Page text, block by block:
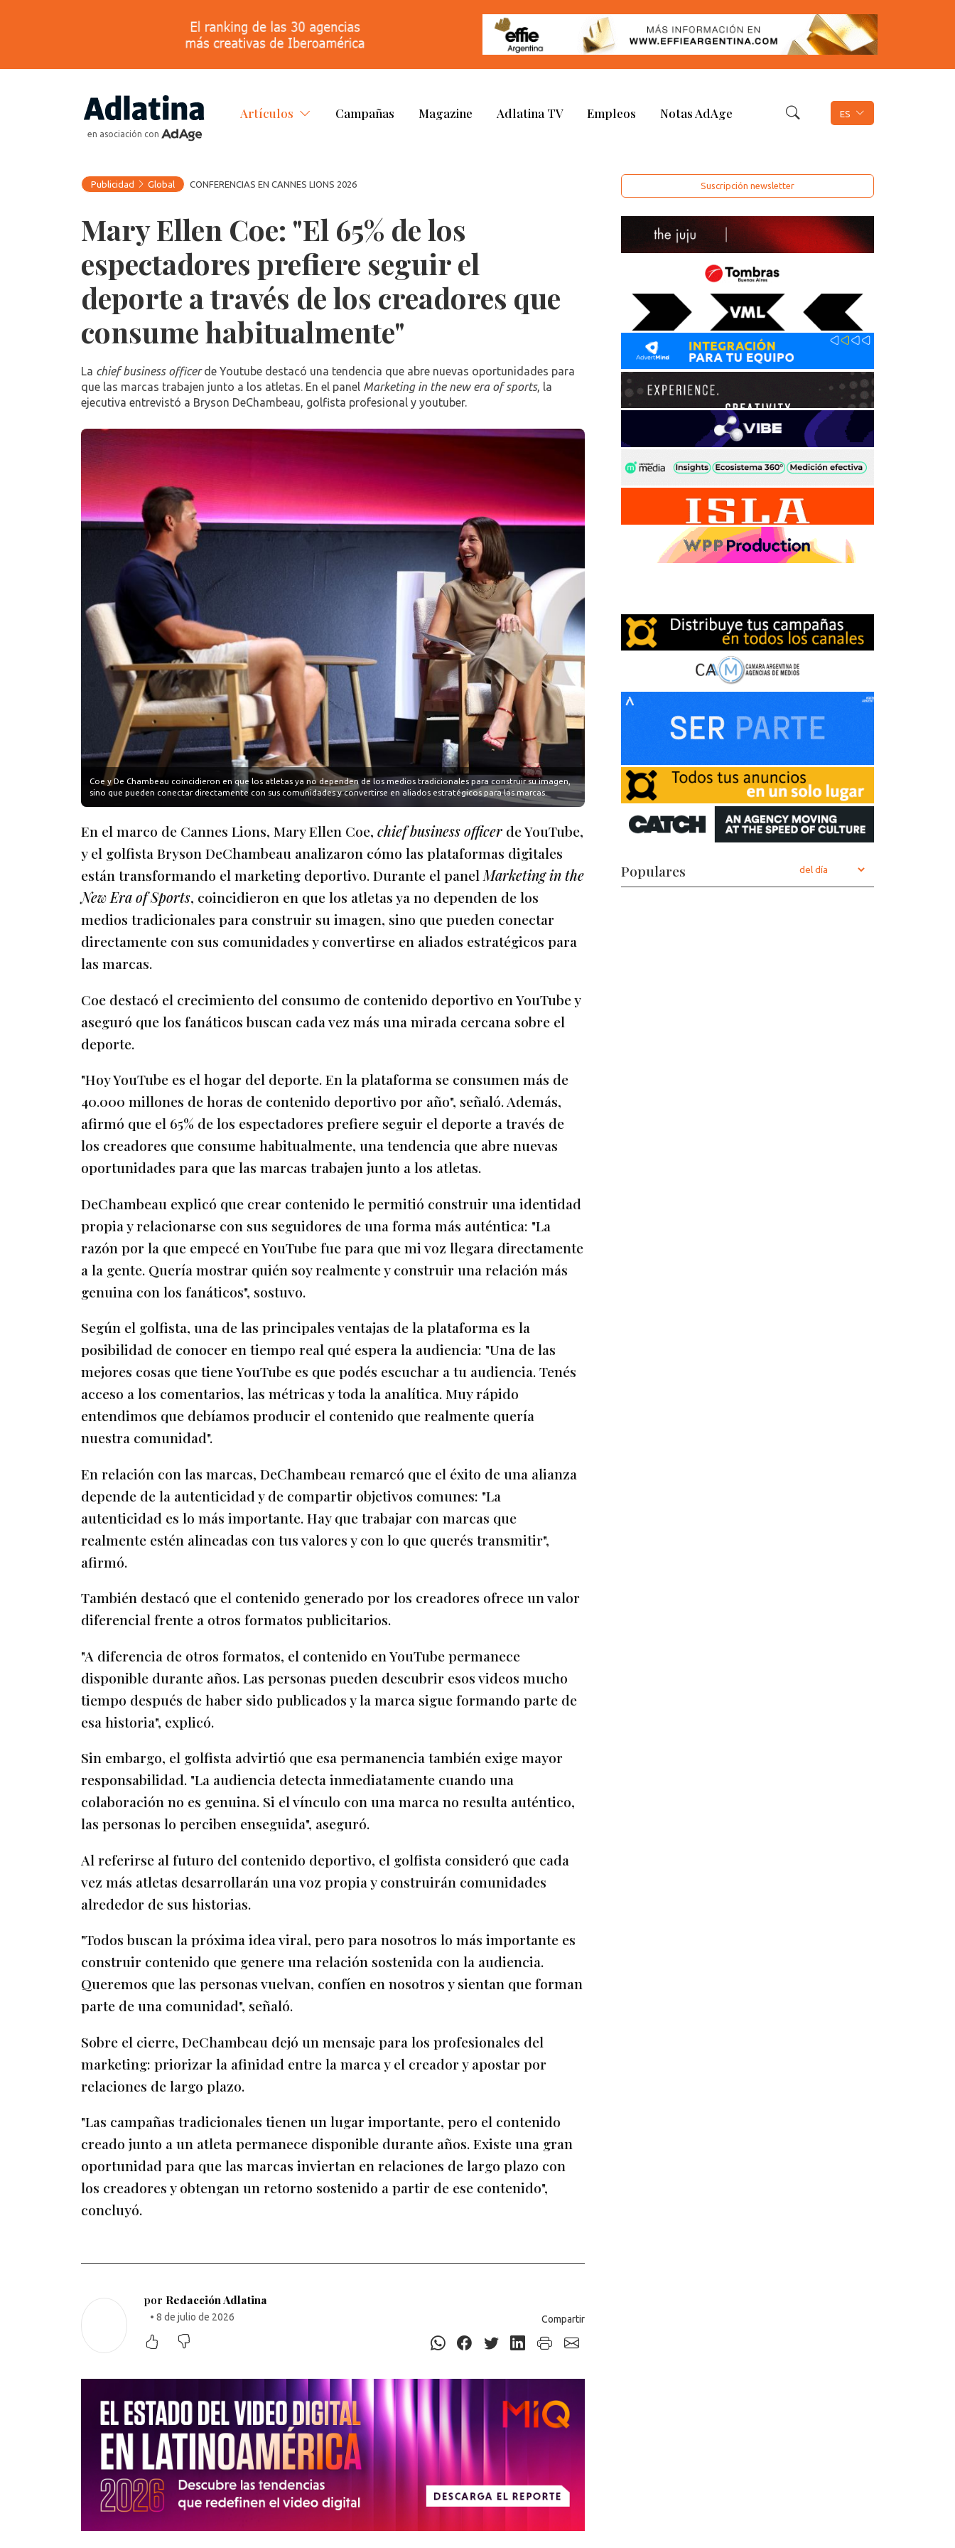
en asociación con
Artículos Campañas Magazine Adlatina TV Empleos Notas AdAge ES
Publicidad Global CONFERENCIAS EN CANNES LIONS 2026
Mary Ellen Coe: "El 65% de los
espectadores prefiere seguir el
deporte a través de los creadores que
consume habitualmente"
La chief business officerde Youtube destacó una tendencia que abre nuevas oportunidades para
que las marcas trabajen junto a los atletas. En el panel Marketing in the new era of sports, la
ejecutiva entrevistó a Bryson DeChambeau, golfista profesional y youtuber.
Coe y De Chambeau coincidieron en que los atletas ya no dependen de los medios tradicionales para construir su imagen,
sino que pueden conectar directamente con sus comunidades y convertirse en aliados estratégicos para las marcas.
En el marco de Cannes Lions, Mary Ellen Coe, chief business officer de YouTube,
y el golfista Bryson DeChambeau analizaron cómo las plataformas digitales
están transformando el marketing deportivo. Durante el panel Marketing in the
New Era of Sports, coincidieron en que los atletas ya no dependen de los
medios tradicionales para construir su imagen, sino que pueden conectar
directamente con sus comunidades y convertirse en aliados estratégicos para
las marcas.
Coe destacó el crecimiento del consumo de contenido deportivo en YouTube y
aseguró que los fanáticos buscan cada vez más una mirada cercana sobre el
deporte.
"Hoy YouTube es el hogar del deporte. En la plataforma se consumen más de
40.000 millones de horas de contenido deportivo por año", señaló. Además,
afirmó que el 65% de los espectadores prefiere seguir el deporte a través de
los creadores que consume habitualmente, una tendencia que abre nuevas
oportunidades para que las marcas trabajen junto a los atletas.
DeChambeau explicó que crear contenido le permitió construir una identidad
propia y relacionarse con sus seguidores de una forma más auténtica: "La
razón por la que empecé en YouTube fue para que mi voz llegara directamente
a la gente. Quería mostrar quién soy realmente y construir una relación más
genuina con los fanáticos", sostuvo.
Según el golfista, una de las principales ventajas de la plataforma es la
posibilidad de conocer en tiempo real qué espera la audiencia: "Una de las
mejores cosas que tiene YouTube es que podés escuchar a tu audiencia. Tenés
acceso a los comentarios, las métricas y toda la analítica. Muy rápido
entendimos que debíamos producir el contenido que realmente quería
nuestra comunidad".
En relación con las marcas, DeChambeau remarcó que el éxito de una alianza
depende de la autenticidad y de compartir objetivos comunes: "La
autenticidad es lo más importante. Hay que trabajar con marcas que
realmente estén alineadas con tus valores y con lo que querés transmitir",
afirmó.
También destacó que el contenido generado por los creadores ofrece un valor
diferencial frente a otros formatos publicitarios.
"A diferencia de otros formatos, el contenido en YouTube permanece
disponible durante años. Las personas pueden descubrir esos videos mucho
tiempo después de haber sido publicados y la marca sigue formando parte de
esa historia", explicó.
Sin embargo, el golfista advirtió que esa permanencia también exige mayor
responsabilidad. "La audiencia detecta inmediatamente cuando una
colaboración no es genuina. Si el vínculo con una marca no resulta auténtico,
las personas lo perciben enseguida", aseguró.
Al referirse al futuro del contenido deportivo, el golfista consideró que cada
vez más atletas desarrollarán una voz propia y construirán comunidades
alrededor de sus historias.
"Todos buscan la próxima idea viral, pero para nosotros lo más importante es
construir contenido que genere una relación sostenida con la audiencia.
Queremos que las personas vuelvan, confíen en nosotros y sientan que forman
parte de una comunidad", señaló.
Sobre el cierre, DeChambeau dejó un mensaje para los profesionales del
marketing: priorizar la afinidad entre la marca y el creador y apostar por
relaciones de largo plazo.
"Las campañas tradicionales tienen un lugar importante, pero el contenido
creado junto a un atleta permanece disponible durante años. Existe una gran
oportunidad para que las marcas inviertan en relaciones de largo plazo con
los creadores y obtengan un retorno sostenido a partir de ese contenido",
concluyó.
por Redacción Adlatina
• 8 de julio de 2026 Compartir
Suscripción newsletter
Populares